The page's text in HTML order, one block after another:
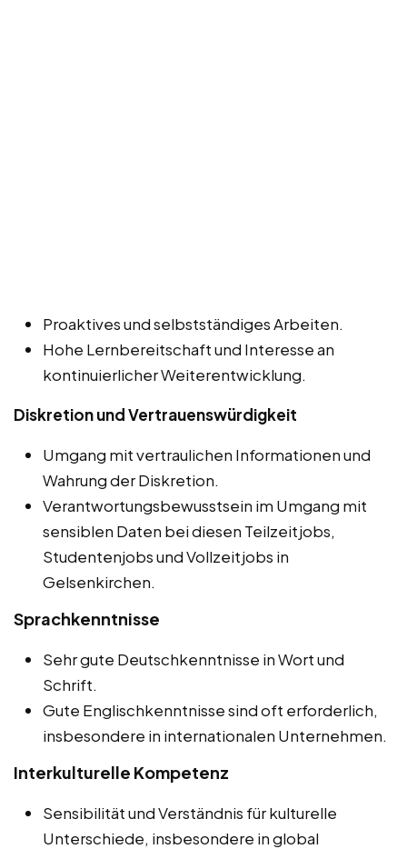
Proaktives und selbstständiges Arbeiten.
Hohe Lernbereitschaft und Interesse an
kontinuierlicher Weiterentwicklung.
Diskretion und Vertrauenswürdigkeit
Umgang mit vertraulichen Informationen und
Wahrung der Diskretion.
Verantwortungsbewusstsein im Umgang mit
sensiblen Daten bei diesen Teilzeitjobs,
Studentenjobs und Vollzeitjobs in
Gelsenkirchen.
Sprachkenntnisse
Sehr gute Deutschkenntnisse in Wort und
Schrift.
Gute Englischkenntnisse sind oft erforderlich,
insbesondere in internationalen Unternehmen.
Interkulturelle Kompetenz
Sensibilität und Verständnis für kulturelle
Unterschiede, insbesondere in global